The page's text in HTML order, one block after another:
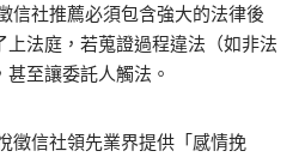
信社推薦必須包含強大的法律後
法庭，若蒐證過程違法（如非法
至讓委託人觸法。
徵信社領先業界提供「感情挽